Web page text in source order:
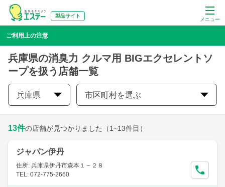
メニュー
製品サイト
ご利用上の注意
兵庫県の消臭力 クルマ用 BIGエクセレントソ
ープを扱う店舗一覧
兵庫県 市区町村を選ぶ
13件の店舗が見つかりました （1~13件目）
ジャパン伊丹
住所: 兵庫県伊丹市森本１－２８
TEL: 072-775-2660